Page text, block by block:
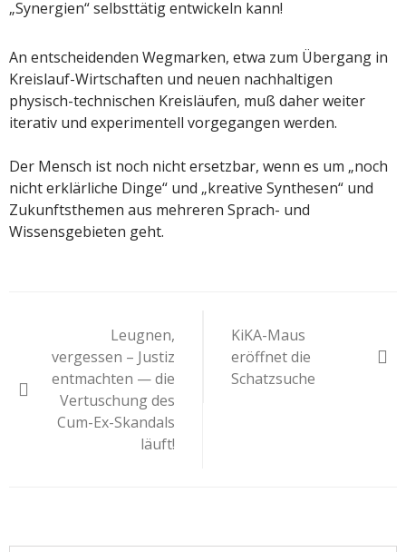
„Synergien“ selbsttätig entwickeln kann!
An entscheidenden Wegmarken, etwa zum Übergang in
Kreislauf-Wirtschaften und neuen nachhaltigen
physisch-technischen Kreisläufen, muß daher weiter
iterativ und experimentell vorgegangen werden.
Der Mensch ist noch nicht ersetzbar, wenn es um „noch
nicht erklärliche Dinge“ und „kreative Synthesen“ und
Zukunftsthemen aus mehreren Sprach- und
Wissensgebieten geht.
Leugnen,
vergessen – Justiz
entmachten — die
Vertuschung des
Cum-Ex-Skandals
läuft!
KiKA-Maus
eröffnet die
Schatzsuche